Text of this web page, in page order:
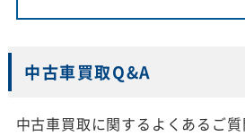
中古車買取Q&A
中古車買取に関するよくあるご